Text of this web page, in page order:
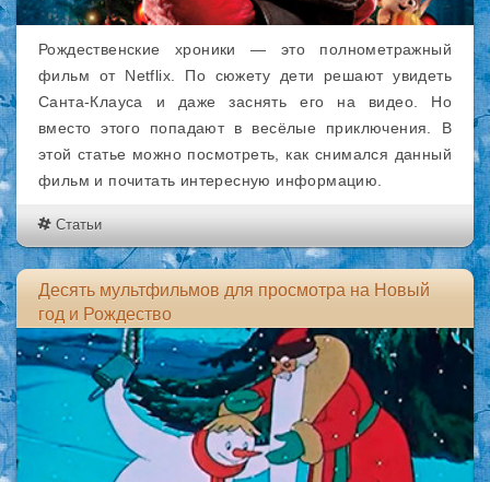
Рождественские хроники — это полнометражный
фильм от Netflix. По сюжету дети решают увидеть
Санта-Клауса и даже заснять его на видео. Но
вместо этого попадают в весёлые приключения. В
этой статье можно посмотреть, как снимался данный
фильм и почитать интересную информацию.
Статьи
Десять мультфильмов для просмотра на Новый
год и Рождество